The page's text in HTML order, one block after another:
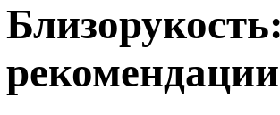
рекомендации